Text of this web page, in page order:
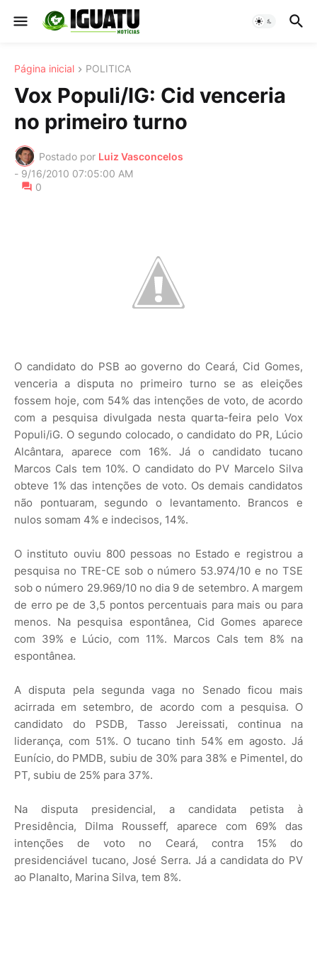
Página inicial POLITICA
Vox Populi/IG: Cid venceria
no primeiro turno
Postado por Luiz Vasconcelos
- 9/16/2010 07:05:00 AM
0
O candidato do PSB ao governo do Ceará, Cid Gomes,
venceria a disputa no primeiro turno se as eleições
fossem hoje, com 54% das intenções de voto, de acordo
com a pesquisa divulgada nesta quarta-feira pelo Vox
Populi/iG. O segundo colocado, o candidato do PR, Lúcio
Alcântara, aparece com 16%. Já o candidato tucano
Marcos Cals tem 10%. O candidato do PV Marcelo Silva
obteve 1% das intenções de voto. Os demais candidatos
não pontuaram, segundo o levantamento. Brancos e
nulos somam 4% e indecisos, 14%.
O instituto ouviu 800 pessoas no Estado e registrou a
pesquisa no TRE-CE sob o número 53.974/10 e no TSE
sob o número 29.969/10 no dia 9 de setembro. A margem
de erro pe de 3,5 pontos percentuais para mais ou para
menos. Na pesquisa espontânea, Cid Gomes aparece
com 39% e Lúcio, com 11%. Marcos Cals tem 8% na
espontânea.
A disputa pela segunda vaga no Senado ficou mais
acirrada em setembro, de acordo com a pesquisa. O
candidato do PSDB, Tasso Jereissati, continua na
liderança, com 51%. O tucano tinh 54% em agosto. Já
Eunício, do PMDB, subiu de 30% para 38% e Pimentel, do
PT, subiu de 25% para 37%.
Na disputa presidencial, a candidata petista à
Presidência, Dilma Rousseff, aparece com 69% das
intenções de voto no Ceará, contra 15% do
presidenciável tucano, José Serra. Já a candidata do PV
ao Planalto, Marina Silva, tem 8%.